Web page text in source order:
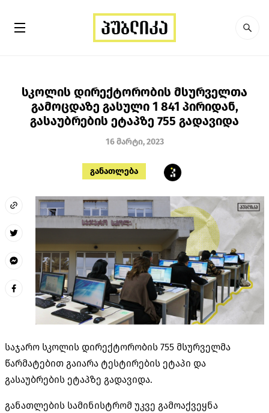
სკოლის დირექტორობის მსურველთა
გამოცდაზე გასული 1 841 პირიდან,
გასაუბრების ეტაპზე 755 გადავიდა
16 მარტი, 2023
განათლება
საჯარო სკოლის დირექტორობის 755 მსურველმა
წარმატებით გაიარა ტესტირების ეტაპი და
გასაუბრების ეტაპზე გადავიდა.
განათლების სამინისტრომ უკვე გამოაქვეყნა